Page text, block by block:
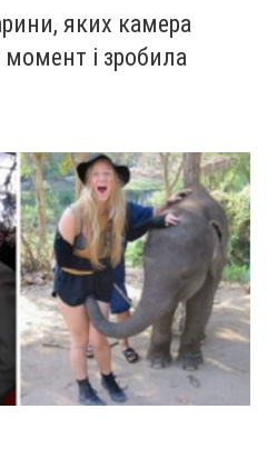
яких камера
і зробила